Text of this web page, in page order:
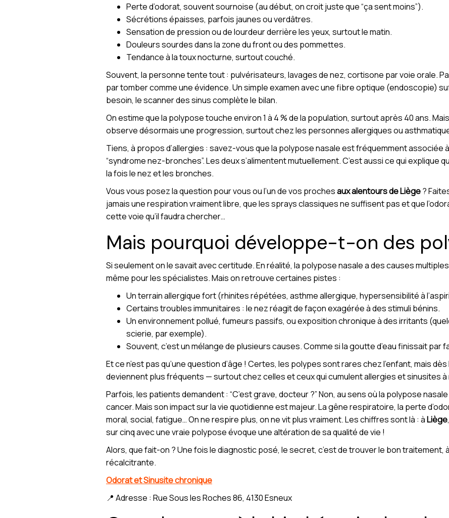
Perte d’odorat, souvent sournoise (au début, on croit juste que “ça sent moins”).
Sécrétions épaisses, parfois jaunes ou verdâtres.
Sensation de pression ou de lourdeur derrière les yeux, surtout le matin.
Douleurs sourdes dans la zone du front ou des pommettes.
Tendance à la toux nocturne, surtout couché.
Souvent, la personne tente tout : pulvérisateurs, lavages de nez, cortisone par voie orale.
par tomber comme une évidence. Un simple examen avec une fibre optique (endoscopie)
besoin, le scanner des sinus complète le bilan.
On estime que la polypose touche environ 1 à 4 % de la population, surtout après 40 ans.
observe désormais une progression, surtout chez les personnes allergiques ou
Tiens, à propos d’allergies : savez-vous que la polypose nasale est fréquemment associée à
“syndrome nez-bronches”. Les deux s’alimentent mutuellement. C’est aussi ce qui explique
la fois le nez et les bronches.
Vous vous posez la question pour vous ou l’un de vos prochesaux alentours de Liège?
jamais une respiration vraiment libre, que les sprays classiques ne suffisent pas et que
cette voie qu’il faudra chercher…
Mais pourquoi développe-t-on des
Si seulement on le savait avec certitude. En réalité, la polypose nasale a des causes
même pour les spécialistes. Mais on retrouve certaines pistes :
Un terrain allergique fort (rhinites répétées, asthme allergique, hypersensibilité à
Certains troubles immunitaires : le nez réagit de façon exagérée à des stimuli bénins.
Un environnement pollué, fumeurs passifs, ou exposition chronique à des irritants
scierie, par exemple).
Souvent, c’est un mélange de plusieurs causes. Comme si la goutte d’eau finissait par
Et ce n’est pas qu’une question d’âge ! Certes, les polypes sont rares chez l’enfant, mais
deviennent plus fréquents — surtout chez celles et ceux qui cumulent allergies et sinusites
Parfois, les patients demandent : “C’est grave, docteur ?” Non, au sens où la polypose
cancer. Mais son impact sur la vie quotidienne est majeur. La gêne respiratoire, la perte
moral, social, fatigue… On ne respire plus, on ne vit plus vraiment. Les chiffres sont là : àLiège
sur cinq avec une vraie polypose évoque une altération de sa qualité de vie !
Alors, que fait-on ? Une fois le diagnostic posé, le secret, c’est de trouver le bon traitement,
récalcitrante.
Odorat et Sinusite chronique
📍 Adresse : Rue Sous les Roches 86, 4130 Esneux